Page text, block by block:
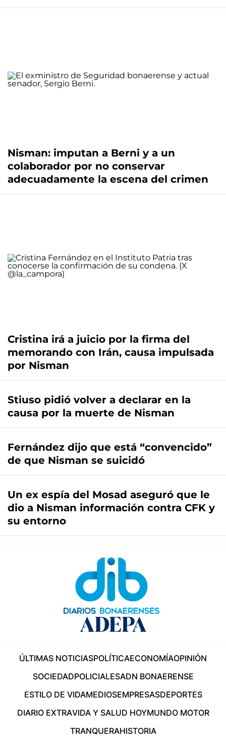
Nisman: imputan a Berni y a un
colaborador por no conservar
adecuadamente la escena del crimen
Cristina irá a juicio por la firma del
memorando con Irán, causa impulsada
por Nisman
Stiuso pidió volver a declarar en la
causa por la muerte de Nisman
Fernández dijo que está “convencido”
de que Nisman se suicidó
Un ex espía del Mosad aseguró que le
dio a Nisman información contra CFK y
su entorno
ÚLTIMAS NOTICIASPOLÍTICAECONOMÍAOPINIÓN
SOCIEDADPOLICIALESADN BONAERENSE
ESTILO DE VIDAMEDIOSEMPRESASDEPORTES
DIARIO EXTRAVIDA Y SALUD HOYMUNDO MOTOR
TRANQUERAHISTORIA